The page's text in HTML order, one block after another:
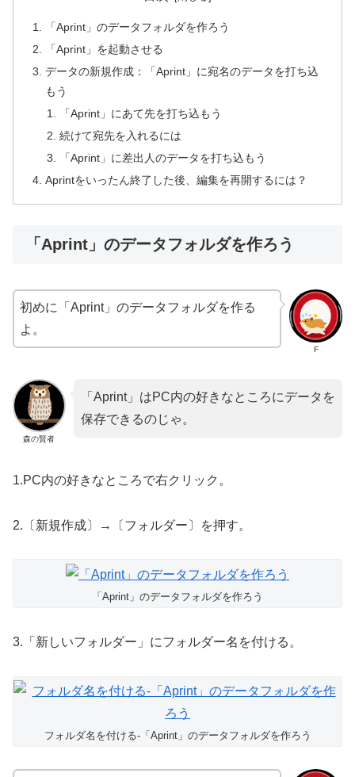
「Aprint」のデータフォルダを作ろう
「Aprint」を起動させる
データの新規作成：「Aprint」に宛名のデータを打ち込
もう
「Aprint」にあて先を打ち込もう
続けて宛先を入れるには
「Aprint」に差出人のデータを打ち込もう
Aprintをいったん終了した後、編集を再開するには？
「Aprint」のデータフォルダを作ろう
F
初めに「Aprint」のデータフォルダを作る
よ。
森の賢者
「Aprint」はPC内の好きなところにデータを
保存できるのじゃ。
1.PC内の好きなところで右クリック。
2.〔新規作成〕→〔フォルダー〕を押す。
「Aprint」のデータフォルダを作ろう
3.「新しいフォルダー」にフォルダー名を付ける。
フォルダ名を付ける-「Aprint」のデータフォルダを作ろう